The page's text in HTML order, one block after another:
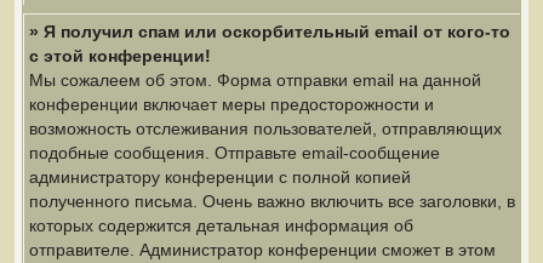
» Я получил спам или оскорбительный email от кого-то
с этой конференции!
Мы сожалеем об этом. Форма отправки email на данной
конференции включает меры предосторожности и
возможность отслеживания пользователей, отправляющих
подобные сообщения. Отправьте email-сообщение
администратору конференции с полной копией
полученного письма. Очень важно включить все заголовки, в
которых содержится детальная информация об
отправителе. Администратор конференции сможет в этом